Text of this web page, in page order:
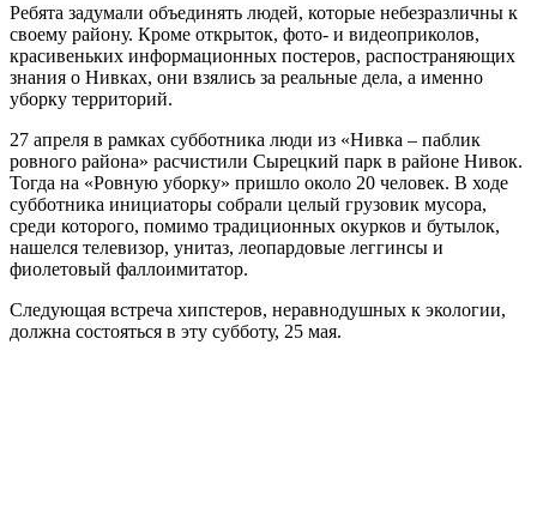
Ребята задумали объединять людей, которые небезразличны к
своему району. Кроме открыток, фото- и видеоприколов,
красивеньких информационных постеров, распостраняющих
знания о Нивках, они взялись за реальные дела, а именно
уборку территорий.
27 апреля в рамках субботника люди из «Нивка – паблик
ровного района» расчистили Сырецкий парк в районе Нивок.
Тогда на «Ровную уборку» пришло около 20 человек. В ходе
субботника инициаторы собрали целый грузовик мусора,
среди которого, помимо традиционных окурков и бутылок,
нашелся телевизор, унитаз, леопардовые леггинсы и
фиолетовый фаллоимитатор.
Следующая встреча хипстеров, неравнодушных к экологии,
должна состояться в эту субботу, 25 мая.